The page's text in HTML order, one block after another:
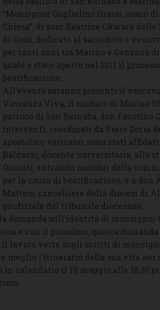
“Monsignor Guglielmo Grassi, uomo
Chiesa”, di suor Beatrice Okwara
di Gesù, dedicato al sacerdote e
per tanti anni tra Marino e Genzano di
quale è stato aperto nel 2011 il
beatificazione.
All’evento saranno presenti il
Vincenzo Viva, il sindaco di Marino
parroco di San Barnaba, don Faustino
interventi, coordinati da Piero Doria
apostolico vaticano, sono stati affidati
Baldazzi, docente universitaria, allo
Onorati, entrambi membri della
per la causa di beatificazione, e a don
Matteis, cancelliere della diocesi di
giudiziale del tribunale diocesano.
domanda sull’identità di monsignor
e con il prossimo; questa
lavoro verte sugli scritti di
meglio l’itinerario della sua vita nei
calendario il 19 maggio alle 18,30